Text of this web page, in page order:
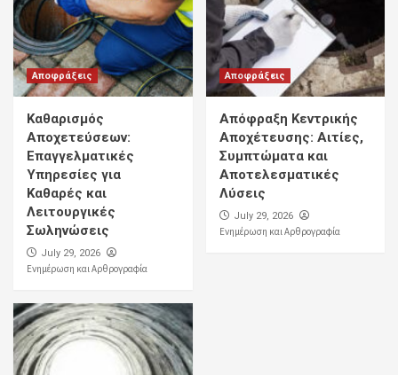
Αποφράξεις
Καθαρισμός
Αποχετεύσεων:
Επαγγελματικές
Υπηρεσίες για
Καθαρές και
Λειτουργικές
Σωληνώσεις
July 29, 2026
Ενημέρωση και Αρθρογραφία
Αποφράξεις
Απόφραξη Κεντρικής
Αποχέτευσης: Αιτίες,
Συμπτώματα και
Αποτελεσματικές
Λύσεις
July 29, 2026
Ενημέρωση και Αρθρογραφία